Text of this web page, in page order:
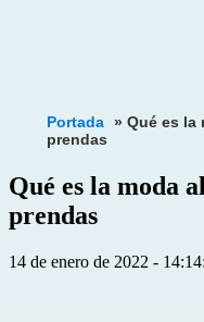
Portada » Qué es la
prendas
Qué es la moda
prendas
Publicada
14 de enero de 2022 -